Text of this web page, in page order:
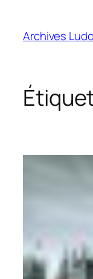
contenu
Archives